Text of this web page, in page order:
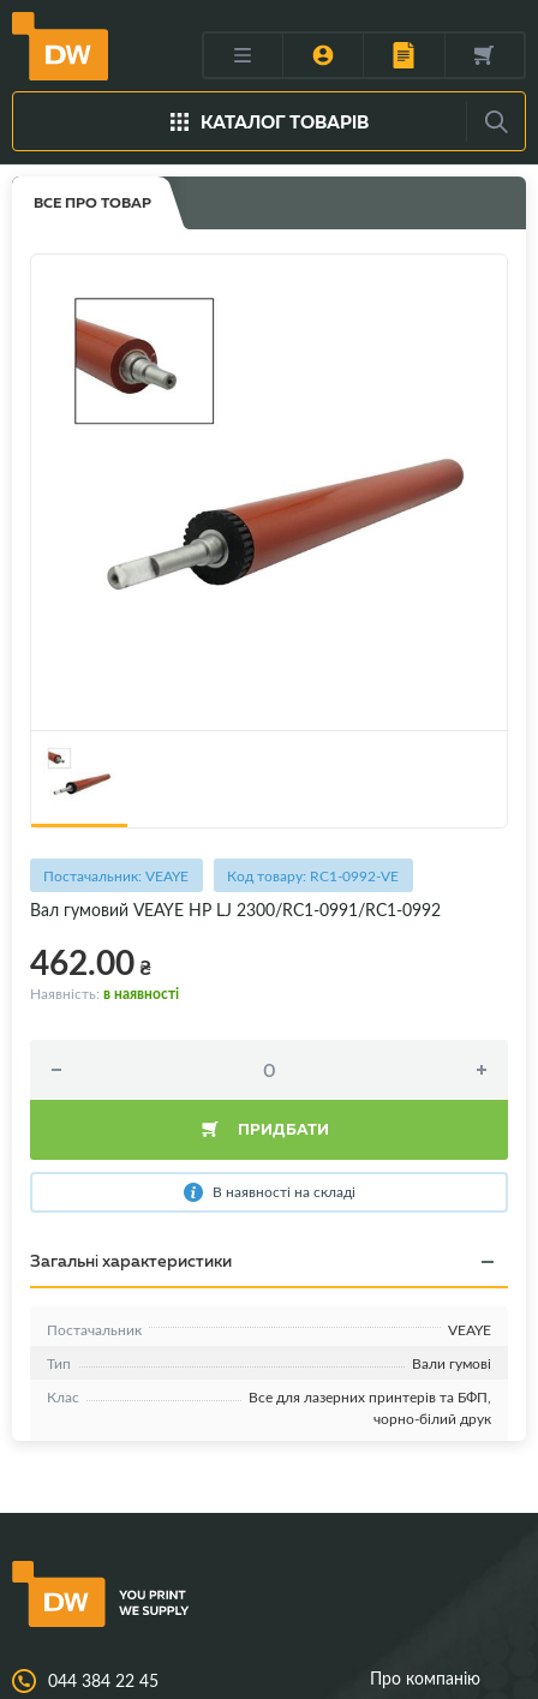
КАТАЛОГ ТОВАРІВ
ВСЕ ПРО ТОВАР
Постачальник: VEAYE Код товару: RC1-0992-VE
Вал гумовий VEAYE HP LJ 2300/RC1-0991/RC1-0992
462.00₴
Наявність: в наявності
ПРИДБАТИ
В наявності на складі
Загальні характеристики
Постачальник
VEAYE
Тип
Вали гумові
Клас
Все для лазерних принтерів та БФП,
чорно-білий друк
044 384 22 45
Про компанію